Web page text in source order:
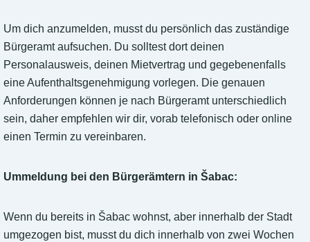
Um dich anzumelden, musst du persönlich das zuständige
Bürgeramt aufsuchen. Du solltest dort deinen
Personalausweis, deinen Mietvertrag und gegebenenfalls
eine Aufenthaltsgenehmigung vorlegen. Die genauen
Anforderungen können je nach Bürgeramt unterschiedlich
sein, daher empfehlen wir dir, vorab telefonisch oder online
einen Termin zu vereinbaren.
Ummeldung bei den Bürgerämtern in Šabac:
Wenn du bereits in Šabac wohnst, aber innerhalb der Stadt
umgezogen bist, musst du dich innerhalb von zwei Wochen